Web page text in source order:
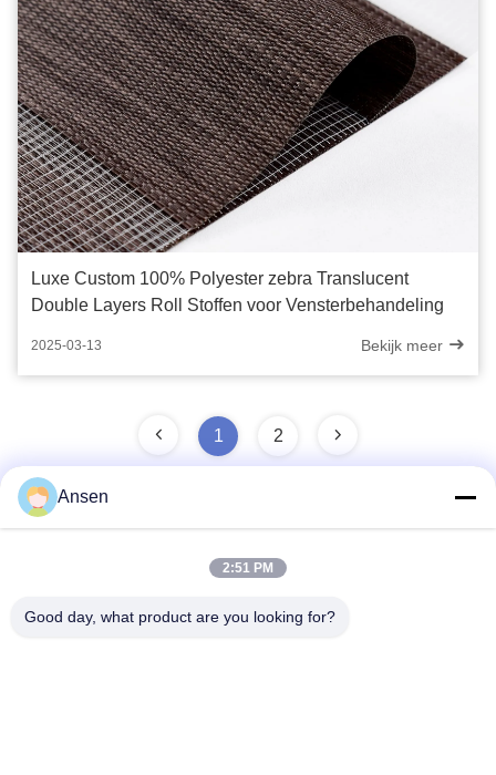
Luxe Custom 100% Polyester zebra Translucent
Double Layers Roll Stoffen voor Vensterbehandeling
2025-03-13 Bekijk meer
1 2
Adres
Ansen
2:51 PM
Good day, what product are you looking for?